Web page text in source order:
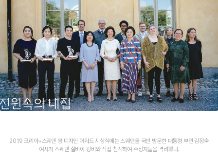
2019 코리아+스웨덴 영 디자인 어워드 시상식에는 스웨덴을 국빈 방문한 대통령 부인 김정숙
여사가 스웨덴 실비아 왕비와 직접 참석하여 수상자들을 격려했다.